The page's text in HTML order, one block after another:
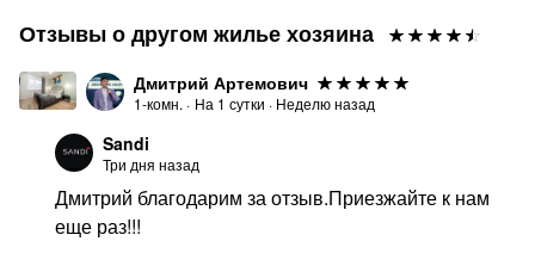
Отзывы о другом жилье хозяина
Дмитрий Артемович
1-комн. · На 1 сутки · Неделю назад
Sandi
Три дня назад
Дмитрий благодарим за отзыв.Приезжайте к нам
еще раз!!!